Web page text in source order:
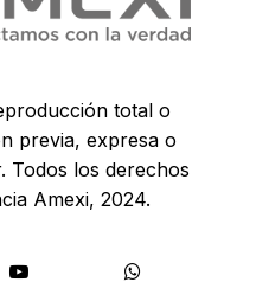
total o
previa, expresa o
Todos los derechos
Amexi, 2024.